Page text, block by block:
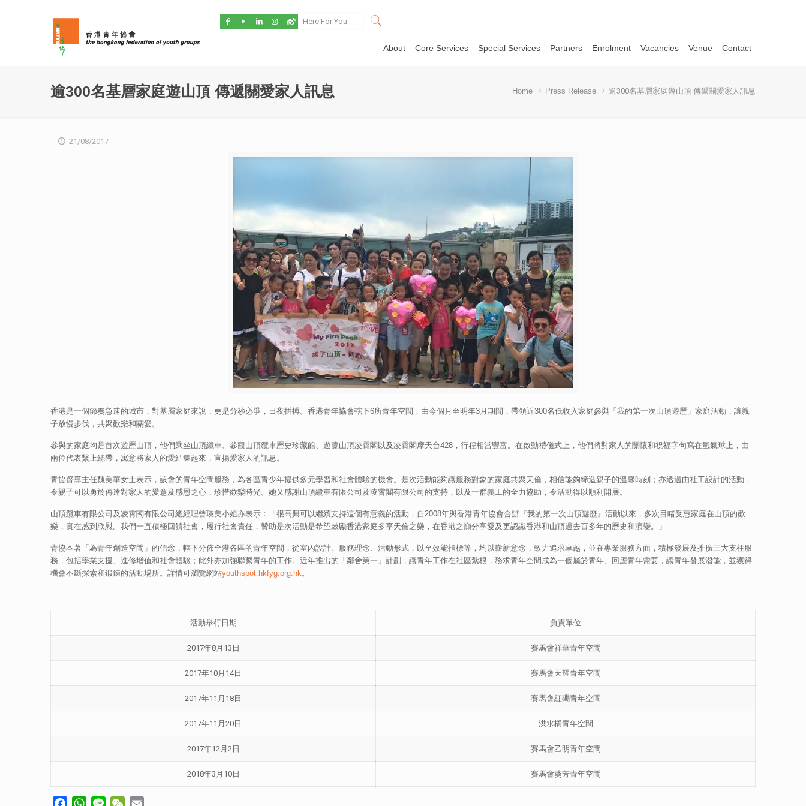
About Core Services Special Services Partners Enrolment Vacancies Venue Contact
逾300名基層家庭遊山頂 傳遞關愛家人訊息 Home Press Release 逾300名基層家庭遊山頂 傳遞關愛家人訊息
21/08/2017
香港是一個節奏急速的城市，對基層家庭來說，更是分秒必爭，日夜拼搏。香港青年協會轄下6所青年空間，由今個月至明年3月期間，帶領近300名低收入家庭參與「我的第一次山頂遊歷」家庭活動，讓親
子放慢步伐，共聚歡樂和關愛。
參與的家庭均是首次遊歷山頂，他們乘坐山頂纜車、參觀山頂纜車歷史珍藏館、遊覽山頂凌霄閣以及凌霄閣摩天台428，行程相當豐富。在啟動禮儀式上，他們將對家人的關懷和祝福字句寫在氫氣球上，由
兩位代表繫上絲帶，寓意將家人的愛結集起來，宣揚愛家人的訊息。
青協督導主任魏美華女士表示，該會的青年空間服務，為各區青少年提供多元學習和社會體驗的機會。是次活動能夠讓服務對象的家庭共聚天倫，相信能夠締造親子的溫馨時刻；亦透過由社工設計的活動，
令親子可以勇於傳達對家人的愛意及感恩之心，珍惜歡樂時光。她又感謝山頂纜車有限公司及凌霄閣有限公司的支持，以及一群義工的全力協助，令活動得以順利開展。
山頂纜車有限公司及凌霄閣有限公司總經理曾瑛美小姐亦表示：「很高興可以繼續支持這個有意義的活動，自2008年與香港青年協會合辦『我的第一次山頂遊歷』活動以來，多次目睹受惠家庭在山頂的歡
樂，實在感到欣慰。我們一直積極回饋社會，履行社會責任，贊助是次活動是希望鼓勵香港家庭多享天倫之樂，在香港之巔分享愛及更認識香港和山頂過去百多年的歷史和演變。」
青協本著「為青年創造空間」的信念，轄下分佈全港各區的青年空間，從室內設計、服務理念、活動形式，以至效能指標等，均以嶄新意念，致力追求卓越，並在專業服務方面，積極發展及推廣三大支柱服
務，包括學業支援、進修增值和社會體驗；此外亦加強聯繫青年的工作。近年推出的「鄰舍第一」計劃，讓青年工作在社區紮根，務求青年空間成為一個屬於青年、回應青年需要，讓青年發展潛能，並獲得
機會不斷探索和鍛鍊的活動場所。詳情可瀏覽網站youthspot.hkfyg.org.hk。
活動舉行日期 負責單位
2017年8月13日 賽馬會祥華青年空間
2017年10月14日 賽馬會天耀青年空間
2017年11月18日 賽馬會紅磡青年空間
2017年11月20日 洪水橋青年空間
2017年12月2日 賽馬會乙明青年空間
2018年3月10日 賽馬會葵芳青年空間
FacebookWhatsApp
Line WeChat